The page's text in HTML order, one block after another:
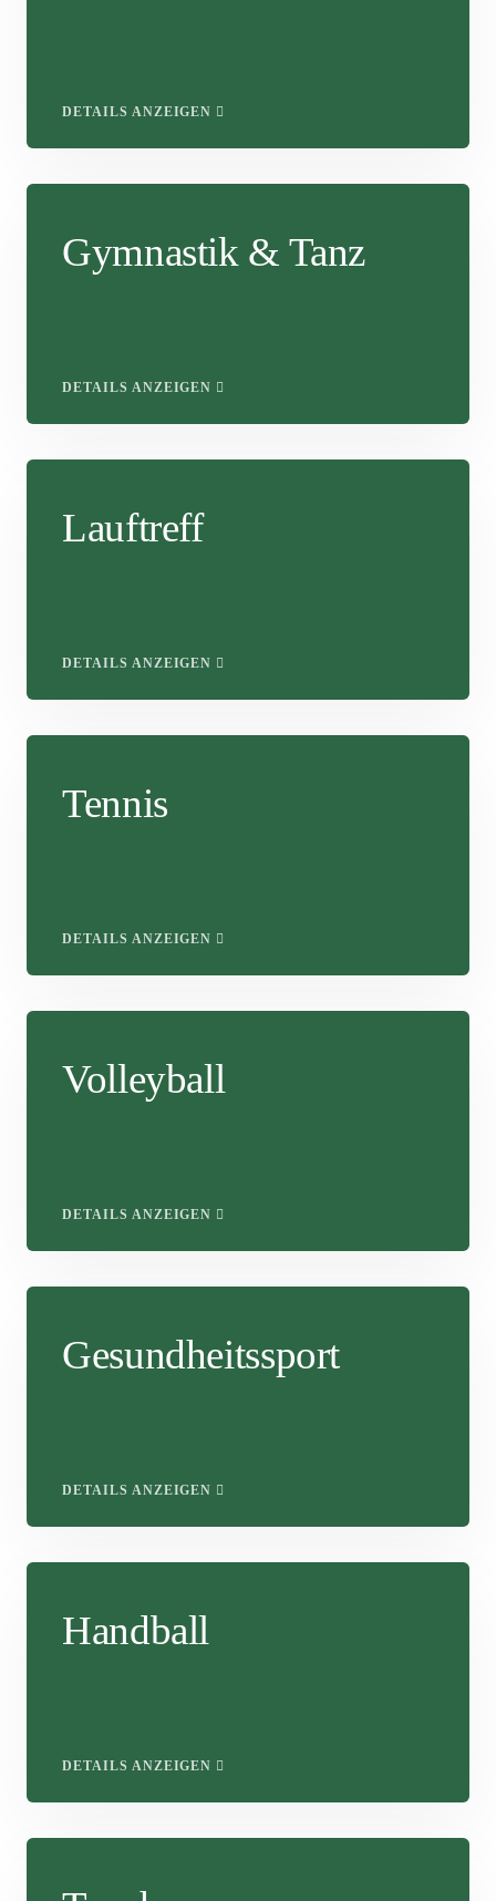
DETAILS ANZEIGEN
Gymnastik & Tanz
DETAILS ANZEIGEN
Lauftreff
DETAILS ANZEIGEN
Tennis
DETAILS ANZEIGEN
Volleyball
DETAILS ANZEIGEN
Gesundheitssport
DETAILS ANZEIGEN
Handball
DETAILS ANZEIGEN